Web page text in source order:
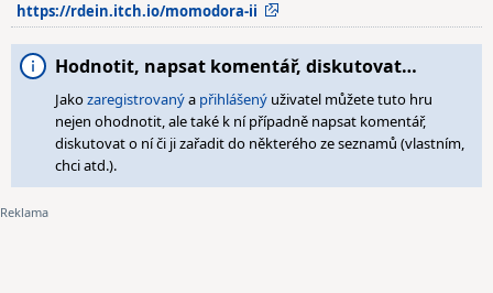
https://rdein.itch.io/momodora-ii
Hodnotit, napsat komentář, diskutovat…
Jakozaregistrovanýa přihlášený uživatel můžete tuto hru
nejen ohodnotit, ale také k ní případně napsat komentář,
diskutovat o ní či ji zařadit do některého ze seznamů (vlastním,
chci atd.).